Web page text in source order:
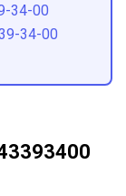
34-00
34-00